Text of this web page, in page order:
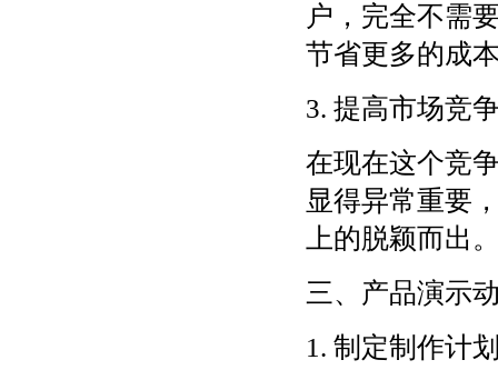
户，完全不需
节省更多的成
3. 提高市场竞
在现在这个竞
显得异常重要
上的脱颖而出
三、产品演示
1. 制定制作计